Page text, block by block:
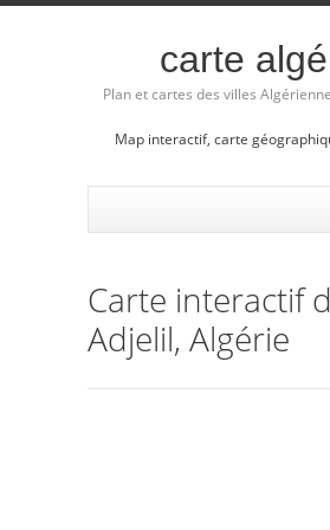
carte
Map interactif, carte
Carte interactif
Adjelil, Algérie